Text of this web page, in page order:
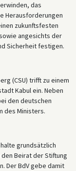
das
Herausforderungen
zukunftsfesten
angesichts der
Sicherheit festigen.
(CSU) trifft zu einem
Kabul ein. Neben
den deutschen
des Ministers.
grundsätzlich
Beirat der Stiftung
Der BdV gebe damit